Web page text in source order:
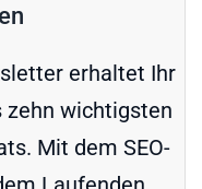
erhaltet Ihr
zehn wichtigsten
Mit dem SEO-